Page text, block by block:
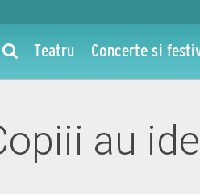
Teatru Concerte si
au